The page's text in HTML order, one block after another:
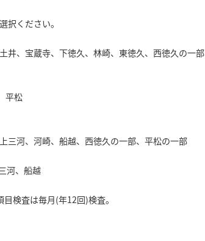
択ください。
井、宝蔵寺、下徳久、林崎、東徳久、西徳久の一
松
三河、河崎、船越、西徳久の一部、平松の一部
、船越
検査は毎月(年12回)検査。